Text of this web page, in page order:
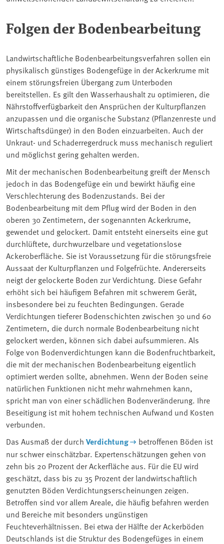
Folgen der Bodenbearbeitung
Landwirtschaftliche Bodenbearbeitungsverfahren sollen ein
physikalisch günstiges Bodengefüge in der Ackerkrume mit
einem störungsfreien Übergang zum Unterboden
bereitstellen. Es gilt den Wasserhaushalt zu optimieren, die
Nährstoffverfügbarkeit den Ansprüchen der Kulturpflanzen
anzupassen und die organische Substanz (Pflanzenreste und
Wirtschaftsdünger) in den Boden einzuarbeiten. Auch der
Unkraut- und Schaderregerdruck muss mechanisch reguliert
und möglichst gering gehalten werden.
Mit der mechanischen Bodenbearbeitung greift der Mensch
jedoch in das Bodengefüge ein und bewirkt häufig eine
Verschlechterung des Bodenzustands. Bei der
Bodenbearbeitung mit dem Pflug wird der Boden in den
oberen 30 Zentimetern, der sogenannten Ackerkrume,
gewendet und gelockert. Damit entsteht einerseits eine gut
durchlüftete, durchwurzelbare und vegetationslose
Ackeroberfläche. Sie ist Voraussetzung für die störungsfreie
Aussaat der Kulturpflanzen und Folgefrüchte. Andererseits
neigt der gelockerte Boden zur Verdichtung. Diese Gefahr
erhöht sich bei häufigem Befahren mit schwerem Gerät,
insbesondere bei zu feuchten Bedingungen. Gerade
Verdichtungen tieferer Bodenschichten zwischen 30 und 60
Zentimetern, die durch normale Bodenbearbeitung nicht
gelockert werden, können sich dabei aufsummieren. Als
Folge von Bodenverdichtungen kann die Bodenfruchtbarkeit,
die mit der mechanischen Bodenbearbeitung eigentlich
optimiert werden sollte, abnehmen. Wenn der Boden seine
natürlichen Funktionen nicht mehr wahrnehmen kann,
spricht man von einer schädlichen Bodenveränderung. Ihre
Beseitigung ist mit hohem technischen Aufwand und Kosten
verbunden.
Das Ausmaß der durch Verdichtung
betroffenen Böden ist
nur schwer einschätzbar. Expertenschätzungen gehen von
zehn bis 20 Prozent der Ackerfläche aus. Für die EU wird
geschätzt, dass bis zu 35 Prozent der landwirtschaftlich
genutzten Böden Verdichtungserscheinungen zeigen.
Betroffen sind vor allem Areale, die häufig befahren werden
und Bereiche mit besonders ungünstigen
Feuchteverhältnissen. Bei etwa der Hälfte der Ackerböden
Deutschlands ist die Struktur des Bodengefüges in einem